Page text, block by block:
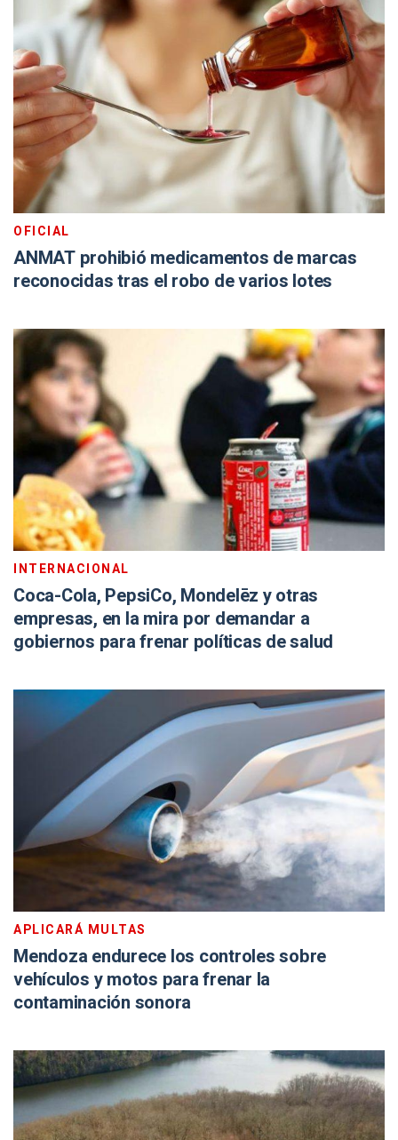
OFICIAL
ANMAT prohibió medicamentos de marcas
reconocidas tras el robo de varios lotes
INTERNACIONAL
Coca-Cola, PepsiCo, Mondelēz y otras
empresas, en la mira por demandar a
gobiernos para frenar políticas de salud
APLICARÁ MULTAS
Mendoza endurece los controles sobre
vehículos y motos para frenar la
contaminación sonora